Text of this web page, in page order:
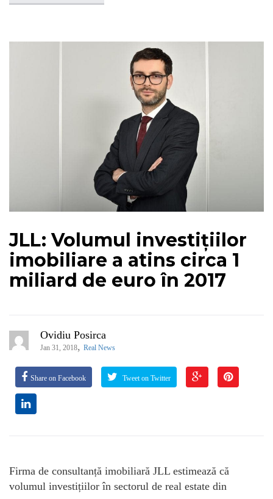
JLL: Volumul investițiilor
imobiliare a atins circa 1
miliard de euro în 2017
Ovidiu Posirca
Jan 31, 2018, Real News
Share on Facebook Tweet on Twitter
Firma de consultanță imobiliară JLL estimează că
volumul investițiilor în sectorul de real estate din